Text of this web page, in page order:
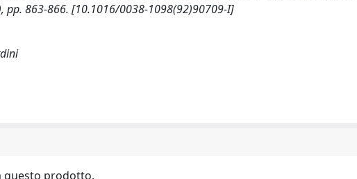
pp. 863-866. [10.1016/0038-1098(92)90709-I]
questo prodotto.